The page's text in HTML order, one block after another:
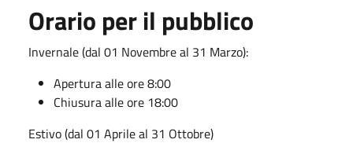
Orario per il pubblico
Invernale (dal 01 Novembre al 31 Marzo):
Apertura alle ore 8:00
Chiusura alle ore 18:00
Estivo (dal 01 Aprile al 31 Ottobre)